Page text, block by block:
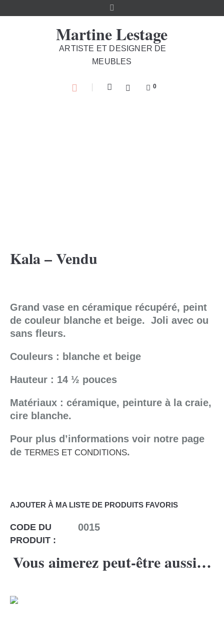
Martine Lestage
ARTISTE ET DESIGNER DE
MEUBLES
0
Kala – Vendu
Grand vase en céramique récupéré, peint
de couleur blanche et beige. Joli avec ou
sans fleurs.
Couleurs : blanche et beige
Hauteur : 14 ½ pouces
Matériaux : céramique, peinture à la craie,
cire blanche.
Pour plus d’informations voir notre page
de TERMES ET CONDITIONS.
AJOUTER À MA LISTE DE PRODUITS FAVORIS
CODE DU
PRODUIT :
0015
Vous aimerez peut-être aussi…